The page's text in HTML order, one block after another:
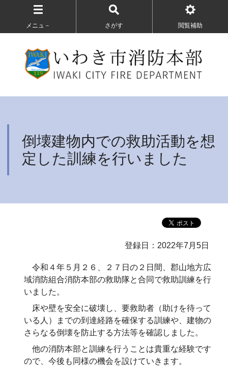
メニュ－ さがす 閲覧補助
倒壊建物内での救助活動を想
定した訓練を行いました
登録日：2022年7月5日
令和４年５月２６、２７日の２日間、郡山地方広
域消防組合消防本部の救助隊と合同で救助訓練を行
いました。
床や壁を安全に破壊し、要救助者（助けを待って
いる人）までの到達経路を確保する訓練や、建物の
さらなる倒壊を防止する方法等を確認しました。
他の消防本部と訓練を行うことは貴重な経験です
ので、今後も同様の機会を設けていきます。